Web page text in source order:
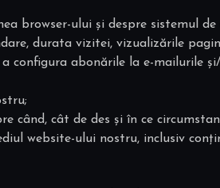
browser-ului și despre sistemul de
durata vizitei, vizualizările
configura abonările la e-mailurile
când, cât de des și în ce
website-ului nostru, inclusiv